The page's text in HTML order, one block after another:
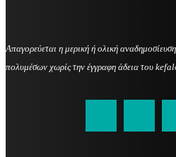
Απαγορεύεται η μερική ή ολική
πολυμέσων χωρίς την έγγραφη άδεια του